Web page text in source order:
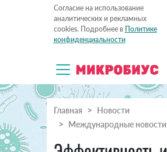
Согласие на использование
аналитических и рекламных
cookies. Подробнее в Политике
конфиденциальности
Главная
Новости
Международные новости